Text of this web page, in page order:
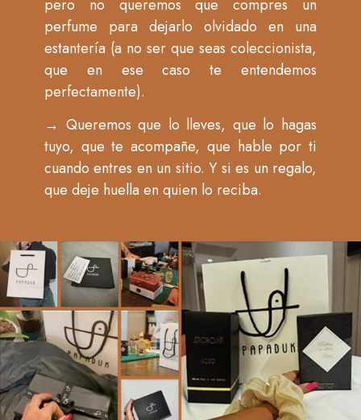
pero no queremos que compres un
perfume para dejarlo olvidado en una
estantería (a no ser que seas coleccionista,
que en ese caso te entendemos
perfectamente).
→ Queremos que lo lleves, que lo hagas
tuyo, que te acompañe, que hable por ti
cuando entres en un sitio. Y si es un regalo,
que deje huella en quien lo reciba.